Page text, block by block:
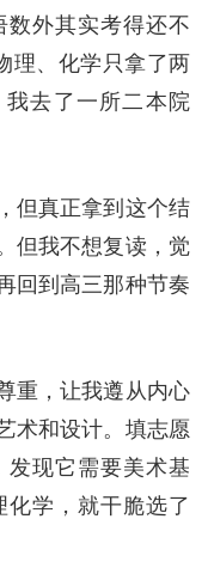
外其实考得还不
理、化学只拿了两
去了一所二本院
但真正拿到这个结
但我不想复读，觉
回到高三那种节奏
重，让我遵从内心
术和设计。填志愿
现它需要美术基
学，就干脆选了